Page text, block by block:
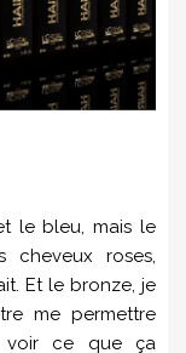
le bleu, mais le
cheveux roses,
Et le bronze, je
me permettre
voir ce que ça